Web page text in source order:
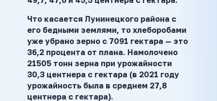
Что касается Лунинецкого района с
его бедными землями, то хлеборобами
уже убрано зерно с 7091 гектара — это
36,2 процента от плана. Намолочено
21505 тонн зерна при урожайности
30,3 центнера с гектара (в 2021 году
урожайность была в среднем 27,8
центнера с гектара).